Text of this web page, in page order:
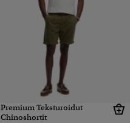
Premium Teksturoidut
Chinoshortit